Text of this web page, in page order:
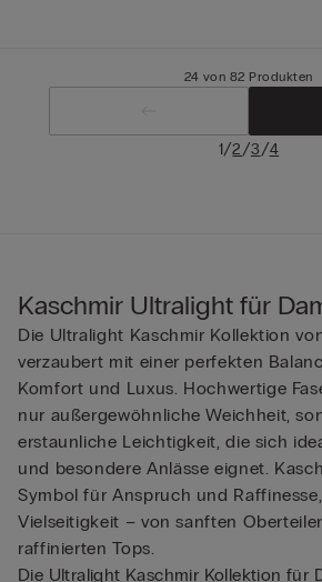
24 von 82 Produkten
1/2/3/4
Kaschmir Ultralight für
Die Ultralight Kaschmir Kollektion
verzaubert mit einer perfekten
Komfort und Luxus. Hochwertige
nur außergewöhnliche Weichheit,
erstaunliche Leichtigkeit, die sich
und besondere Anlässe eignet.
Symbol für Anspruch und
Vielseitigkeit – von sanften
raffinierten Tops.
Die Ultralight Kaschmir Kollektion für